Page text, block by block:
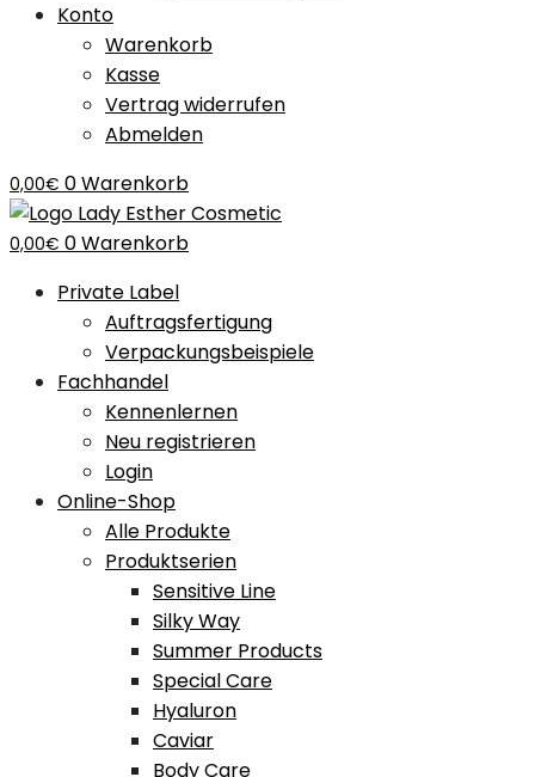
Konto
Warenkorb
Kasse
Vertrag widerrufen
Abmelden
0,00€ 0Warenkorb
0,00€ 0Warenkorb
Private Label
Auftragsfertigung
Verpackungsbeispiele
Fachhandel
Kennenlernen
Neu registrieren
Login
Online-Shop
Alle Produkte
Produktserien
Sensitive Line
Silky Way
Summer Products
Special Care
Hyaluron
Caviar
Body Care